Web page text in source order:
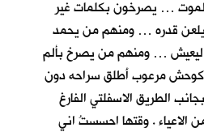
الموت … يصرخون بكلمات غير
قدره … ومنهم من يحمد
ليعيش … ومنهم من يصرخ بألم
كوحش مرعوب أَطلق سراحه دون
الطريق الاسفلتي الفارغ
الاعياء . وقتها احسستُ اني